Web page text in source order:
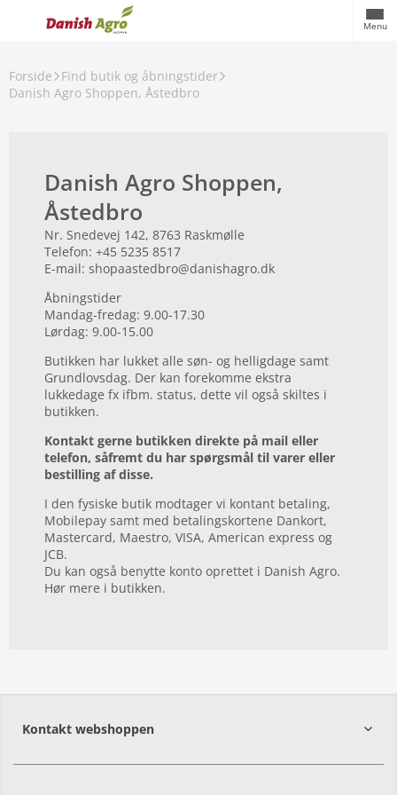
Menu
Forside
Find butik og åbningstider
Danish Agro Shoppen, Åstedbro
Danish Agro Shoppen,
Åstedbro
Nr. Snedevej 142, 8763 Raskmølle
Telefon: +45 5235 8517
E-mail: shopaastedbro@danishagro.dk
Åbningstider
Mandag-fredag: 9.00-17.30
Lørdag: 9.00-15.00
Butikken har lukket alle søn- og helligdage samt
Grundlovsdag. Der kan forekomme ekstra
lukkedage fx ifbm. status, dette vil også skiltes i
butikken.
Kontakt gerne butikken direkte på mail eller
telefon, såfremt du har spørgsmål til varer eller
bestilling af disse.
I den fysiske butik modtager vi kontant betaling,
Mobilepay samt med betalingskortene Dankort,
Mastercard, Maestro, VISA, American express og
JCB.
Du kan også benytte konto oprettet i Danish Agro.
Hør mere i butikken.
Kontakt webshoppen